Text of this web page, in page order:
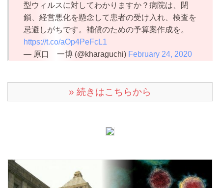
型ウィルスに対してわかりますか？病院は、閉
鎖、経営悪化を懸念して患者の受け入れ、検査を
忌避しがちです。補償のための予算案作成を。
https://t.co/aOp4PeFcL1
— 原口 一博 (@kharaguchi) February 24, 2020
» 続きはこちらから